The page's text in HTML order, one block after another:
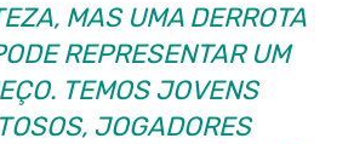
MAS UMA DERROTA
REPRESENTAR UM
TEMOS JOVENS
JOGADORES